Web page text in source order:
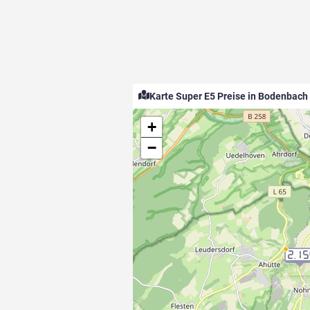
Karte Super E5 Preise in Bodenbach
2.15
+
−